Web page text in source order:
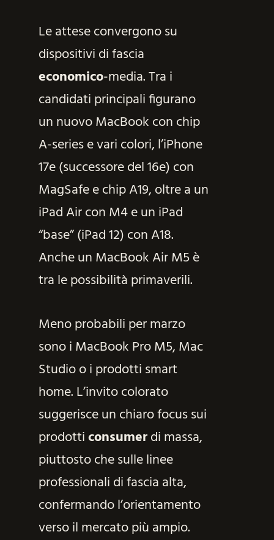
Le attese convergono su
dispositivi di fascia
economico-media. Tra i
candidati principali figurano
un nuovo MacBook con chip
A-series e vari colori, l’iPhone
17e (successore del 16e) con
MagSafe e chip A19, oltre a un
iPad Air con M4 e un iPad
“base” (iPad 12) con A18.
Anche un MacBook Air M5 è
tra le possibilità primaverili.
Meno probabili per marzo
sono i MacBook Pro M5, Mac
Studio o i prodotti smart
home. L’invito colorato
suggerisce un chiaro focus sui
prodotticonsumerdi massa,
piuttosto che sulle linee
professionali di fascia alta,
confermando l’orientamento
verso il mercato più ampio.